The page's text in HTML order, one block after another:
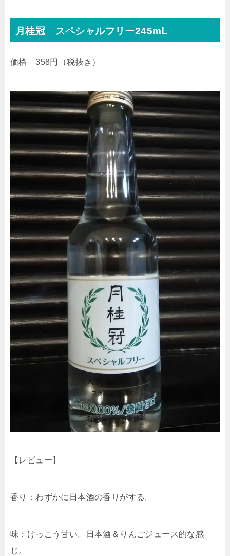
月桂冠 スペシャルフリー245mⅬ
価格 358円（税抜き）
【レビュー】
香り：わずかに日本酒の香りがする。
味：けっこう甘い。日本酒＆りんごジュース的な感
じ。